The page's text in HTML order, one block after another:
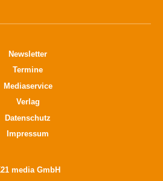
Newsletter
Termine
Mediaservice
Verlag
Datenschutz
Impressum
media GmbH